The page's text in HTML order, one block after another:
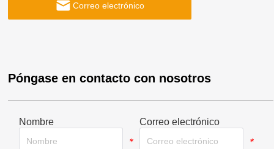
Correo electrónico
Póngase en contacto con nosotros
Nombre
*
Correo electrónico
*